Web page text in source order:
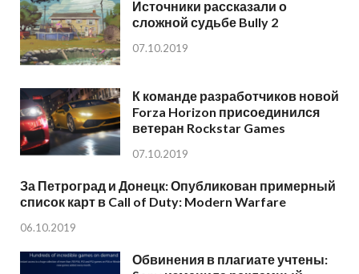
Источники рассказали о
сложной судьбе Bully 2
07.10.2019
К команде разработчиков новой
Forza Horizon присоединился
ветеран Rockstar Games
07.10.2019
За Петроград и Донецк: Опубликован примерный
список карт в Call of Duty: Modern Warfare
06.10.2019
Обвинения в плагиате учтены: